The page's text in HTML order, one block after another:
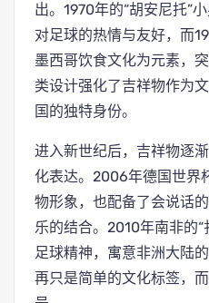
出。1970年的“胡安尼托”
对足球的热情与友好，而
墨西哥饮食文化为元素，
类设计强化了吉祥物作为
国的独特身份。
进入新世纪后，吉祥物逐
化表达。2006年德国世界
物形象，也配备了会说话
乐的结合。2010年南非的
足球精神，寓意非洲大陆
再只是简单的文化标签，